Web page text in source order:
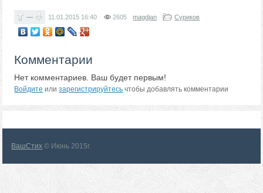
— 11.01.2015 16:40 2605 magdjan Суриков
Комментарии
Нет комментариев. Ваш будет первым!
Войдите илизарегистрируйтесь чтобы добавлять комментарии
ВашСтих © Июнь 2015г.